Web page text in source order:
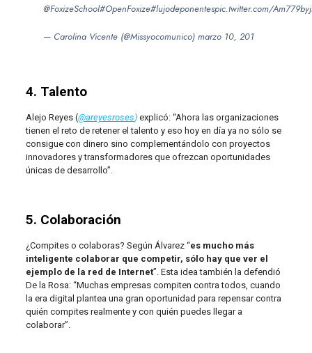
@FoxizeSchool#OpenFoxize#lujodeponentespic.twitter.com/
— Carolina Vicente (@Missyocomunico) marzo 10, 201
4. Talento
Alejo Reyes (@areyesroses) explicó: “Ahora las organizaciones
tienen el reto de retener el talento y eso hoy en día ya no sólo se
consigue con dinero sino complementándolo con proyectos
innovadores y transformadores que ofrezcan oportunidades
únicas de desarrollo”.
5. Colaboración
¿Compites o colaboras? Según Álvarez “es mucho más
inteligente colaborar que competir, sólo hay que ver el
ejemplo de la red de Internet”. Esta idea también la defendió
De la Rosa: “Muchas empresas compiten contra todos, cuando
la era digital plantea una gran oportunidad para repensar contra
quién compites realmente y con quién puedes llegar a
colaborar”.